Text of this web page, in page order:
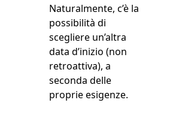
Naturalmente, c’è la
possibilità di
scegliere un’altra
data d’inizio (non
retroattiva), a
seconda delle
proprie esigenze.